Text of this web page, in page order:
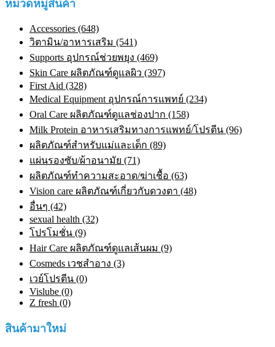
หมวดหมู่สินค้า
Accessories (648)
วิตามิน/อาหารเสริม (541)
Supports อุปกรณ์ช่วยพยุง (469)
Skin Care ผลิตภัณฑ์ดูแลผิว (397)
First Aid (328)
Medical Equipment อุปกรณ์การแพทย์ (234)
Oral Care ผลิตภัณฑ์ดูแลช่องปาก (158)
Milk Protein อาหารเสริมทางการแพทย์/โปรตีน (96)
ผลิตภัณฑ์สำหรับแม่และเด็ก (89)
แผ่นรองซับ/ผ้าอนามัย (71)
ผลิตภัณฑ์ทําความสะอาด/ฆ่าเชื้อ (63)
Vision care ผลิตภัณฑ์เกี่ยวกับดวงตา (48)
อื่นๆ (42)
sexual health (32)
โปรโมชั่น (9)
Hair Care ผลิตภัณฑ์ดูแลเส้นผม (9)
Cosmeds เวชสําอาง (3)
เวย์โปรตีน (0)
Vislube (0)
Z fresh (0)
สินค้ามาใหม่